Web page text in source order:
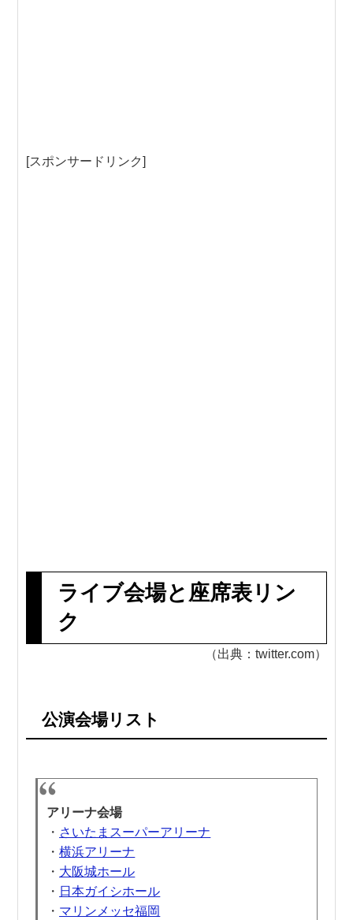
[スポンサードリンク]
ライブ会場と座席表リン
ク
（出典：twitter.com）
公演会場リスト
アリーナ会場
・ さいたまスーパーアリーナ
・横浜アリーナ
・ 大阪城ホール
・ 日本ガイシホール
・ マリンメッセ福岡